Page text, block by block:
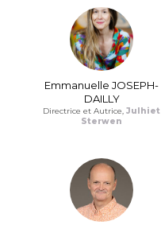
Emmanuelle JOSEPH-
DAILLY
Directrice et Autrice,Julhiet
Sterwen